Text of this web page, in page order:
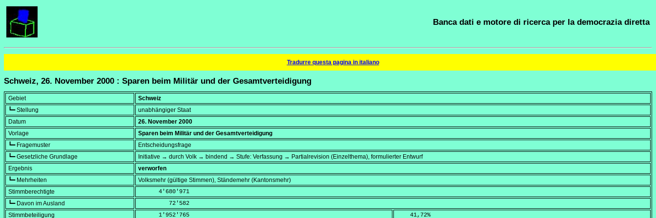
Banca dati e motore di ricerca per la democrazia diretta
Tradurre questa pagina in italiano
Schweiz, 26. November 2000 : Sparen beim Militär und der Gesamtverteidigung
Gebiet
Schweiz
┗━ Stellung
unabhängiger Staat
Datum
26. November 2000
Vorlage
Sparen beim Militär und der Gesamtverteidigung
┗━ Fragemuster
Entscheidungsfrage
┗━ Gesetzliche Grundlage
Initiative → durch Volk → bindend → Stufe: Verfassung → Partialrevision (Einzelthema), formulierter Entwurf
Ergebnis
verworfen
┗━ Mehrheiten
Volksmehr (gültige Stimmen), Ständemehr (Kantonsmehr)
Stimmberechtigte
      4'680'971
┗━ Davon im Ausland
         72'582
Stimmbeteiligung
      1'952'765
    41,72
%